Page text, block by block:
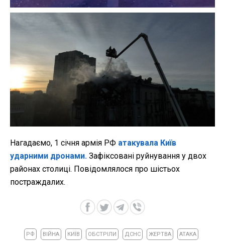
Нагадаємо, 1 січня армія РФ атакувала Київ
ударними дронами. Зафіксовані руйнування у двох
районах столиці. Повідомлялося про шістьох
постраждалих.
РФ ВІЙНА КИЇВ ОБСТРІЛИ ДСНС ЖЕРТВА АТАКА